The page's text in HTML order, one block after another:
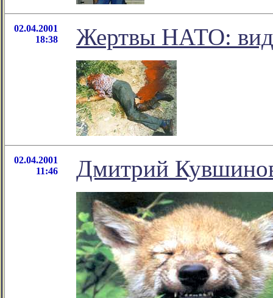
02.04.2001
18:38
Жертвы НАТО:
02.04.2001
11:46
Дмитрий